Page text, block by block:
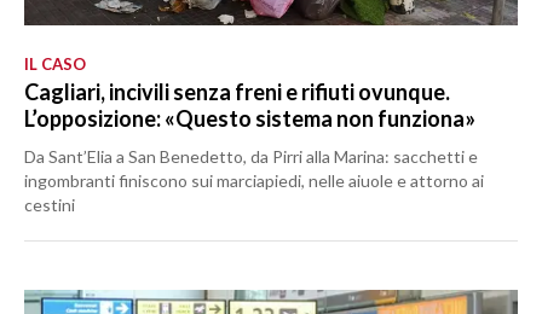
IL CASO
Cagliari, incivili senza freni e rifiuti ovunque.
L’opposizione: «Questo sistema non funziona»
Da Sant’Elia a San Benedetto, da Pirri alla Marina: sacchetti e
ingombranti finiscono sui marciapiedi, nelle aiuole e attorno ai
cestini